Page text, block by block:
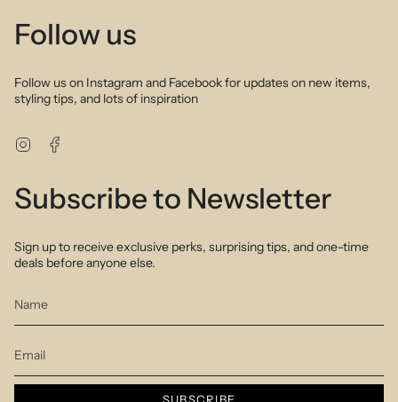
Follow us
Follow us on Instagram and Facebook for updates on new items,
styling tips, and lots of inspiration
Instagram
Subscribe to Newsletter
Sign up to receive exclusive perks, surprising tips, and one-time
deals before anyone else.